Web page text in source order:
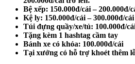
Bệ xếp: 150.000đ/cái – 200.000đ/
Kệ ly: 150.000đ/cái – 300.000đ/cái
Túi đựng quầy/xe/tủ: 100.000đ/
Tặng kèm 1 hashtag cầm tay
Bánh xe có khóa: 100.000đ/cái
Tại xưởng có hỗ trợ khoét thêm